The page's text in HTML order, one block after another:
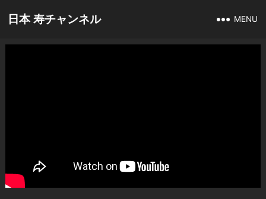
日本 寿チャンネル MENU